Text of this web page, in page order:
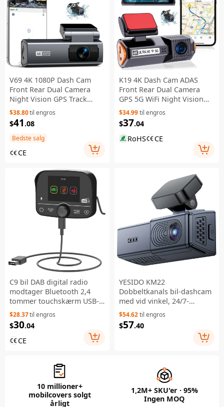
V69 4K 1080P Dash Cam
Front Rear Dual Camera
Night Vision GPS Track
Parking Monitor WiFi Car
DVR - Grå
$38.80til engros
$41 .08
Bedste salg
CE
K19 4K Dash Cam ADAS
Front Rear Dual Camera
GPS 5G WiFi Night Vision
Loopoptagelse Dash
Camera Car DVR - Sort
$34.99til engros
$37.04
RoHS
CE
C9 bil DAB digital radio
modtager Bluetooth 2,4
tommer touchskærm USB-C
FM-sender til billyd - Sort
$28.37til engros
$30.04
CE
YESIDO KM22
Dobbeltkanals bil-dashcam
med vid vinkel, 24/7-
overvågning, 1080P
kørekortoptager
$54.62til engros
$57.40
10 millioner+
mobilcovers solgt
årligt
1,2M+ SKU'er · 95%
Ingen MOQ